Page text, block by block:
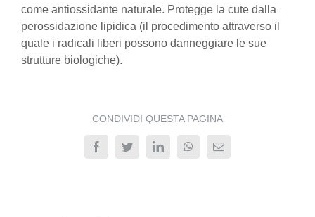
come antiossidante naturale. Protegge la cute dalla
perossidazione lipidica (il procedimento attraverso il
quale i radicali liberi possono danneggiare le sue
strutture biologiche).
CONDIVIDI QUESTA PAGINA
FacebookTwitterLinkedInWhatsApp
Email